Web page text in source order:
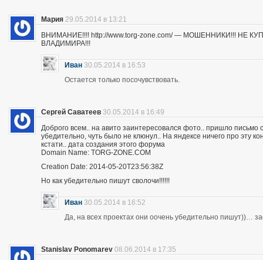
Мария 29.05.2014 в 13:21
ВНИМАНИЕ!!!! http://www.torg-zone.com/ — МОШЕННИКИ!!! НЕ
ВЛАДИМИРА!!!
Иван 30.05.2014 в 16:53
Остается только посочувствовать.
Сергей Саватеев 30.05.2014 в 16:49
Доброго всем.. на авито заинтересовался фото.. пришло
убедительно, чуть было не клюнул.. На яндексе ничего про
кстати.. дата создания этого форума
Domain Name: TORG-ZONE.COM
Creation Date: 2014-05-20T23:56:38Z
Но как убедительно пишут сволочи!!!!!!
Иван 30.05.2014 в 16:52
Да, на всех проектах они оочень убедительно пишут))…
Stanislav Ponomarev 08.06.2014 в 17:35